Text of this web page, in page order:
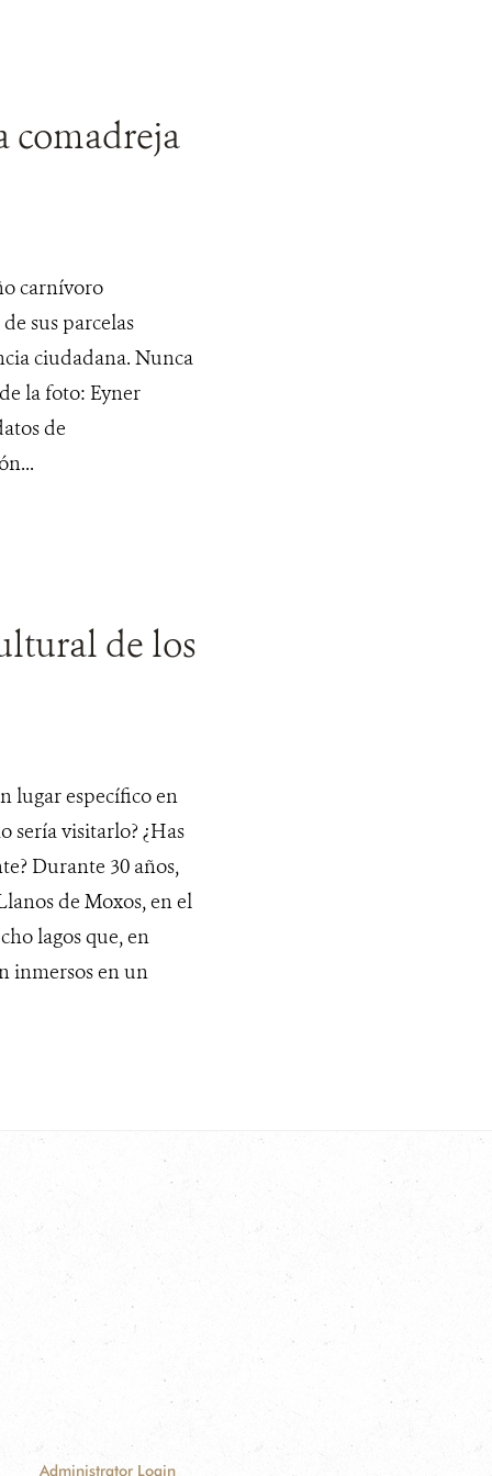
comadreja
carnívoro
sus parcelas
ciudadana. Nunca
la foto: Eyner
de
de los
lugar específico en
sería visitarlo? ¿Has
Durante 30 años,
de Moxos, en el
lagos que, en
inmersos en un
Administrator Login